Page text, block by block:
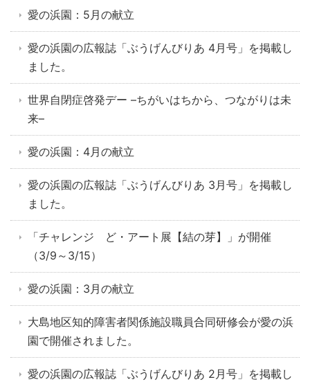
愛の浜園：5月の献立
愛の浜園の広報誌「ぶうげんびりあ 4月号」を掲載し
ました。
世界自閉症啓発デー –ちがいはちから、つながりは未
来–
愛の浜園：4月の献立
愛の浜園の広報誌「ぶうげんびりあ 3月号」を掲載し
ました。
「チャレンジ ど・アート展【結の芽】」が開催
（3/9～3/15）
愛の浜園：3月の献立
大島地区知的障害者関係施設職員合同研修会が愛の浜
園で開催されました。
愛の浜園の広報誌「ぶうげんびりあ 2月号」を掲載し